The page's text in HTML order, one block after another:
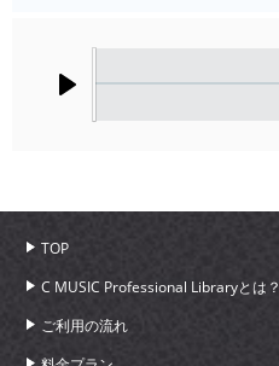
TOP
C MUSIC Professional Libraryとは？
ご利用の流れ